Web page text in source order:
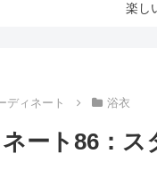
楽し
ディネート 浴衣
ート86：ス